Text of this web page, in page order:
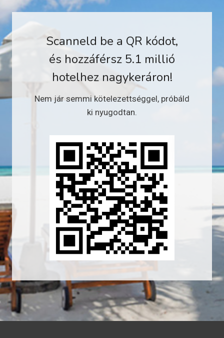
Scanneld be a QR kódot,
és hozzáférsz 5.1 millió
hotelhez nagykeráron!
Nem jár semmi kötelezettséggel, próbáld
ki nyugodtan.